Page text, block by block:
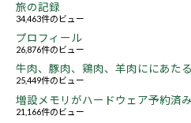
旅の記録
34,463件のビュー
プロフィール
26,876件のビュー
牛肉、豚肉、鶏肉、羊肉ににあた
25,449件のビュー
増設メモリがハードウェア予約済
21,166件のビュー